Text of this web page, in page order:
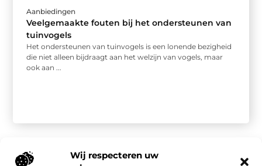
Wij respecteren uw
Aanbiedingen
Veelgemaakte fouten bij het ondersteunen van
tuinvogels
Het ondersteunen van tuinvogels is een lonende bezigheid
die niet alleen bijdraagt aan het welzijn van vogels, maar
ook aan ...